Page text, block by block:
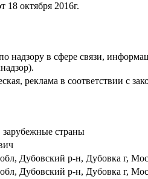
октября 2016г.
надзору в сфере связи,
реклама в соответствии с
зарубежные страны
Дубовский р-н, Дубовка г,
Дубовский р-н, Дубовка г,